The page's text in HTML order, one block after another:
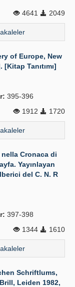
4641
2049
of Europe, New
Tanıtımı]
395-396
1912
1720
nella Cronaca di
Yayınlayan
del C. N. R
397-398
1344
1610
Schriftlums,
Leiden 1982,